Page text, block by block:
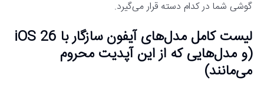
گوشی شما در کدام دسته قرار می‌گیرد.
لیست کامل مدل‌های آیفون سازگار با iOS 26
(و مدل‌هایی که از این آپدیت محروم
می‌مانند)